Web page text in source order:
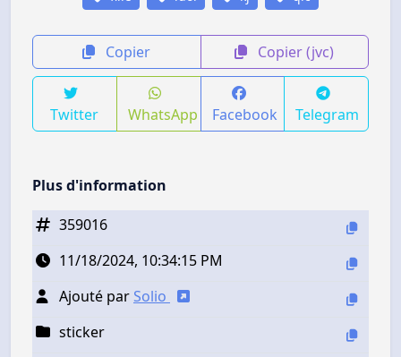
Copier Copier (jvc)
Twitter WhatsApp Facebook Telegram
Plus d'information
359016
11/18/2024, 10:34:15 PM
Ajouté par Solio
sticker